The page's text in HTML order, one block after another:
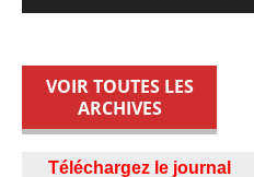
VOIR TOUTES LES
ARCHIVES